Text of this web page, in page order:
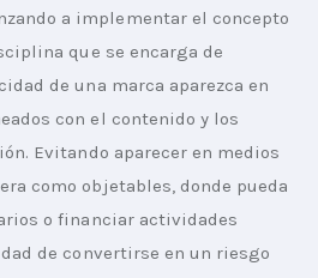
a implementar el concepto
que se encarga de
de una marca aparezca en
con el contenido y los
Evitando aparecer en medios
como objetables, donde pueda
o financiar actividades
de convertirse en un riesgo